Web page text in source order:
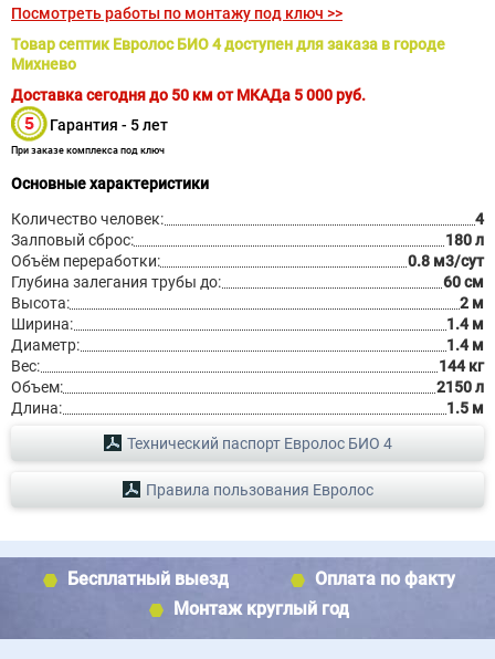
Посмотреть работы по монтажу под ключ >>
Товар септик Евролос БИО 4 доступен для заказа в городе
Михнево
Доставка сегодня до 50 км от МКАДа 5 000руб.
Гарантия - 5 лет
При заказе комплекса под ключ
Основные характеристики
Количество человек:
4
Залповый сброс:
180 л
Объём переработки:
0.8 м3/сут
Глубина залегания трубы до:
60 см
Высота:
2 м
Ширина:
1.4 м
Диаметр:
1.4 м
Вес:
144 кг
Объем:
2150 л
Длина:
1.5 м
Технический паспорт Евролос БИО 4
Правила пользования Евролос
Бесплатный выезд
Оплата по факту
Монтаж круглый год